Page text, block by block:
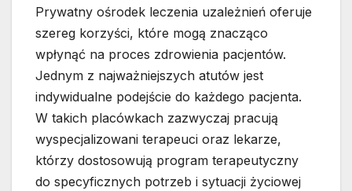
Prywatny ośrodek leczenia uzależnień oferuje
szereg korzyści, które mogą znacząco
wpłynąć na proces zdrowienia pacjentów.
Jednym z najważniejszych atutów jest
indywidualne podejście do każdego pacjenta.
W takich placówkach zazwyczaj pracują
wyspecjalizowani terapeuci oraz lekarze,
którzy dostosowują program terapeutyczny
do specyficznych potrzeb i sytuacji życiowej